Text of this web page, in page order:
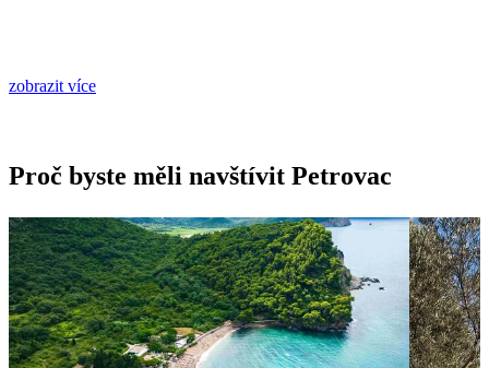
zobrazit více
Proč byste měli navštívit Petrovac